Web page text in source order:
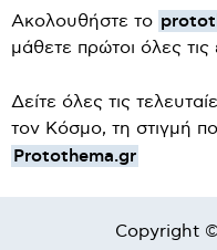
Ακολουθήστε το
μάθετε πρώτοι όλες τις
Δείτε όλες τις
τον Κόσμο, τη στιγμή
Protothema.gr
Copyright